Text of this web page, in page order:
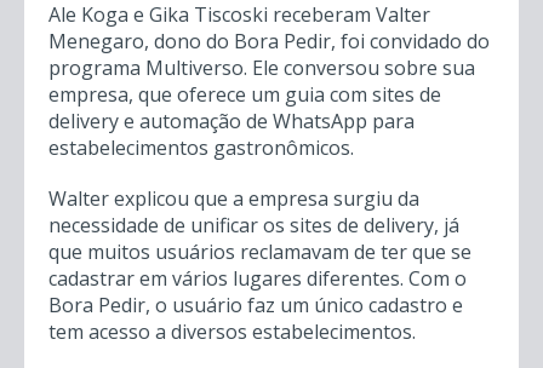
Ale Koga e Gika Tiscoski receberam Valter
Menegaro, dono do Bora Pedir, foi convidado do
programa Multiverso. Ele conversou sobre sua
empresa, que oferece um guia com sites de
delivery e automação de WhatsApp para
estabelecimentos gastronômicos.
Walter explicou que a empresa surgiu da
necessidade de unificar os sites de delivery, já
que muitos usuários reclamavam de ter que se
cadastrar em vários lugares diferentes. Com o
Bora Pedir, o usuário faz um único cadastro e
tem acesso a diversos estabelecimentos.